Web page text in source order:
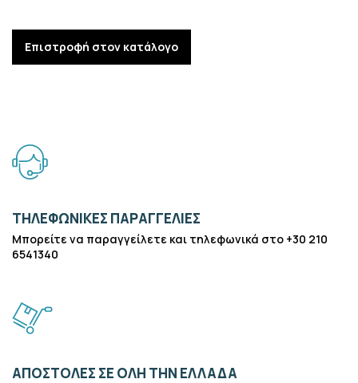
Επιστροφή στον κατάλογο
ΤΗΛΕΦΩΝΙΚΈΣ ΠΑΡΑΓΓΕΛΊΕΣ
Μπορείτε να παραγγείλετε και τηλεφωνικά στο +30 210
6541340
ΑΠΟΣΤΟΛΈΣ ΣΕ ΌΛΗ ΤΗΝ ΕΛΛΆΔΑ